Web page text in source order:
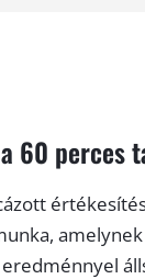
60 perces